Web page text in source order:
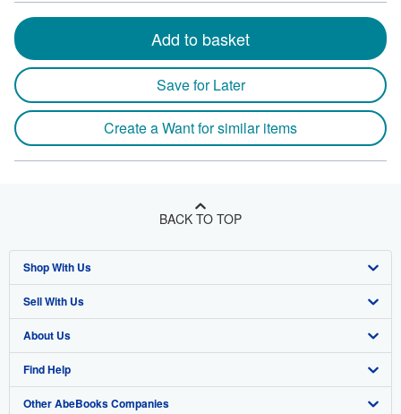
Add to basket
Save for Later
Create a Want for similar items
BACK TO TOP
Shop With Us
Advanced Search
Browse Collections
My Account
My Orders
Sell With Us
Start Selling
Join Our Affiliate Program
Book Buyback
About Us
About AbeBooks
Media
Find Help
Help
Other AbeBooks Companies